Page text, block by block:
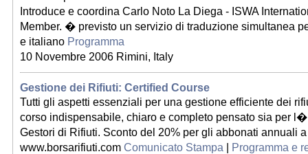
Introduce e coordina Carlo Noto La Diega - ISWA
Member. � previsto un servizio di traduzione simultanea
e italiano Programma
10 Novembre 2006 Rimini, Italy
Gestione dei Rifiuti: Certified Course
Tutti gli aspetti essenziali per una gestione efficiente dei
corso indispensabile, chiaro e completo pensato sia per
Gestori di Rifiuti. Sconto del 20% per gli abbonati annuali a
www.borsarifiuti.com Comunicato Stampa | Programma e